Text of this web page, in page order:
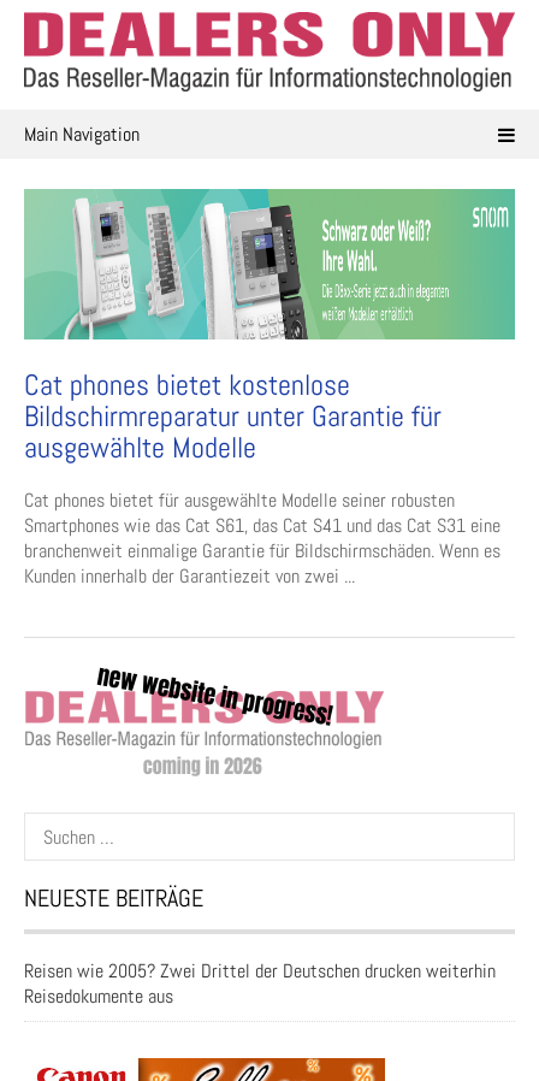
Skip
content
Main Navigation
Cat phones bietet kostenlose
Bildschirmreparatur unter Garantie für
ausgewählte Modelle
Cat phones bietet für ausgewählte Modelle seiner robusten
Smartphones wie das Cat S61, das Cat S41 und das Cat S31 eine
branchenweit einmalige Garantie für Bildschirmschäden. Wenn es
Kunden innerhalb der Garantiezeit von zwei ...
Suchen
nach:
NEUESTE BEITRÄGE
Reisen wie 2005? Zwei Drittel der Deutschen drucken weiterhin
Reisedokumente aus